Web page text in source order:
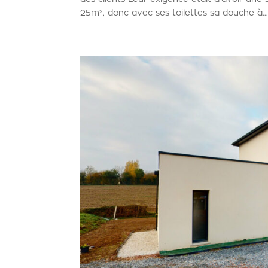
25m², donc avec ses toilettes sa douche à...